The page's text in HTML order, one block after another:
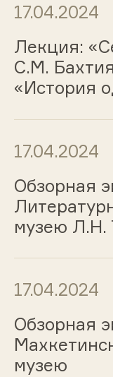
17.04.2024
Лекция:
С.М.
«История
17.04.2024
Обзорная
музею Л.Н.
17.04.2024
Обзорная
музею